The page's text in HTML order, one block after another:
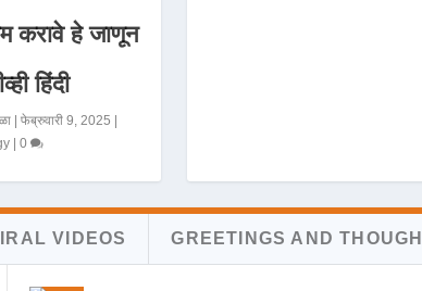
करावे हे जाणून
हिंदी
| फेब्रुवारी 9, 2025 |
| 0
VIDEOS GREETINGS AND